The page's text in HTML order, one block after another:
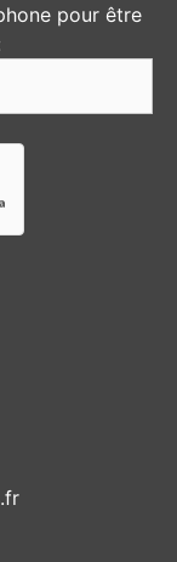
pour être